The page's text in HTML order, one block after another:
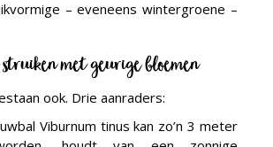
– eveneens wintergroene –
met geurige bloemen
ook. Drie aanraders:
Viburnum tinus kan zo’n 3 meter